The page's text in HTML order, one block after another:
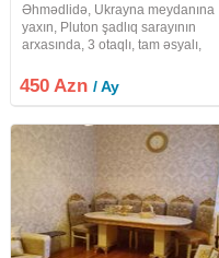
Əhmədlidə, Ukrayna meydanına
yaxın, Pluton şadlıq sarayının
arxasında, 3 otaqlı, tam əsyalı,
televizor da var. İsitmə sistemi
kombidir. İnterneti, suyu, qazı, isiqi
450 Azn/ Ay